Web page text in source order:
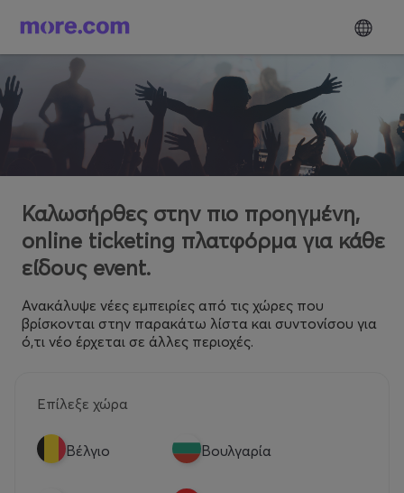
Καλωσήρθες στην πιο προηγμένη,
online ticketing πλατφόρμα για κάθε
είδους event.
Ανακάλυψε νέες εμπειρίες από τις χώρες που
βρίσκονται στην παρακάτω λίστα και συντονίσου για
ό,τι νέο έρχεται σε άλλες περιοχές.
Επίλεξε χώρα
Βέλγιο Βουλγαρία